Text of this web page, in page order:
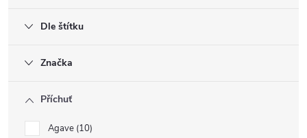
Dle štítku
Značka
Příchuť
Agave 10